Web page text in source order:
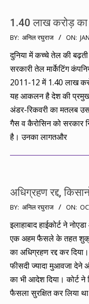
1.40 लाख करोड़
2012-
01-
12
BY: अनिल रघुराज ON:
दुनिया में कच्चे तेल की
सरकारी तेल मार्केटिंग
2011-12 में 1.40 लाख
यह आकलन है देश की प्रमुख
अंडर-रिकवरी का मतलब
गैस व कैरोसिन को सरकार
है। उनका लागतऔर
अधिग्रहण रद्द,
2011-
21
BY: अनिल रघुराज ON:
इलाहाबाद हाईकोर्ट ने
एक अहम फैसले के तहत
का अधिग्रहण रद्द कर
फीसदी ज्यादा मुआवजा देने
का भी आदेश दिया। कोर्ट
फैसला सुरक्षित कर लिया